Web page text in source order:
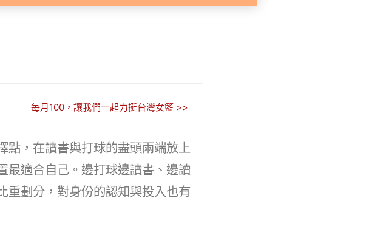
每月100，讓我們一起力挺台灣女籃 >>
點，在讀書與打球的盡頭兩端放上
最適合自己。邊打球邊讀書、邊讀
重劃分，對身份的認知與投入也有